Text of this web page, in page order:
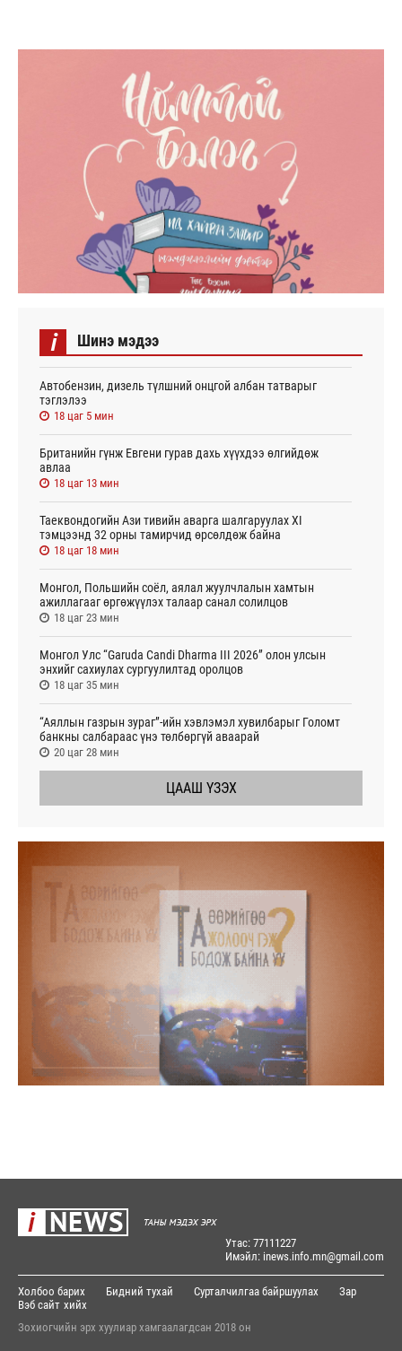
i Шинэ мэдээ
Автобензин, дизель түлшний онцгой албан татварыг
тэглэлээ
18 цаг 5 мин
Британийн гүнж Евгени гурав дахь хүүхдээ өлгийдөж
авлаа
18 цаг 13 мин
Таеквондогийн Ази тивийн аварга шалгаруулах XI
тэмцээнд 32 орны тамирчид өрсөлдөж байна
18 цаг 18 мин
Монгол, Польшийн соёл, аялал жуулчлалын хамтын
ажиллагааг өргөжүүлэх талаар санал солилцов
18 цаг 23 мин
Монгол Улс “Garuda Candi Dharma III 2026” олон улсын
энхийг сахиулах сургуулилтад оролцов
18 цаг 35 мин
“Аяллын газрын зураг”-ийн хэвлэмэл хувилбарыг Голомт
банкны салбараас үнэ төлбөргүй аваарай
20 цаг 28 мин
ЦААШ ҮЗЭХ
Утас: 77111227
Имэйл: inews.info.mn@gmail.com
Холбоо барих Бидний тухай Сурталчилгаа байршуулах
Зар
Вэб сайт хийх
Зохиогчийн эрх хуулиар хамгаалагдсан 2018 он